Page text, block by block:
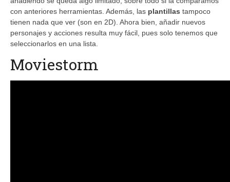
con anteriores herramientas. Además, las plantillas tampoco
tienen nada que ver (son en 2D). Ahora bien, añadir nuevos
personajes y acciones resulta muy fácil, pues solo tenemos que
seleccionarlos en una lista.
Moviestorm